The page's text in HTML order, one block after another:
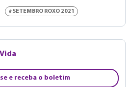
#SETEMBRO ROXO 2021
e receba o boletim